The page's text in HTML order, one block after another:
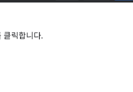
클릭합니다.